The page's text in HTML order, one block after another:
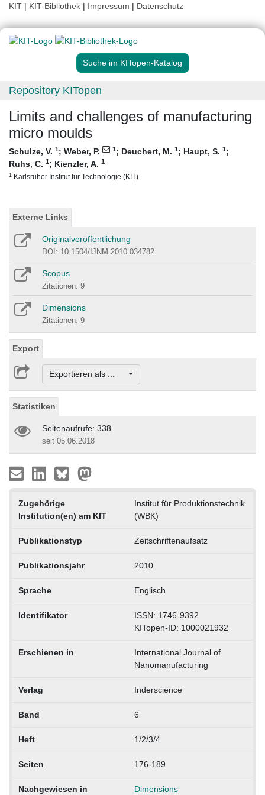
KIT | KIT-Bibliothek | Impressum | Datenschutz
Suche im KITopen-Katalog
Repository KITopen
Limits and challenges of manufacturing
micro moulds
Schulze, V. 1; Weber, P. 1; Deuchert, M. 1; Haupt, S. 1;
Ruhs, C. 1; Kienzler, A. 1
1 Karlsruher Institut für Technologie (KIT)
Externe Links
Originalveröffentlichung
DOI: 10.1504/IJNM.2010.034782
Scopus
Zitationen: 9
Dimensions
Zitationen: 9
Export
Exportieren als ...
Statistiken
Seitenaufrufe: 338
seit 05.06.2018
Zugehörige
Institution(en) am KIT
Institut für Produktionstechnik
(WBK)
Publikationstyp Zeitschriftenaufsatz
Publikationsjahr 2010
Sprache Englisch
Identifikator
ISSN: 1746-9392
KITopen-ID: 1000021932
Erschienen in
International Journal of
Nanomanufacturing
Verlag Inderscience
Band 6
Heft 1/2/3/4
Seiten 176-189
Nachgewiesen in Dimensions